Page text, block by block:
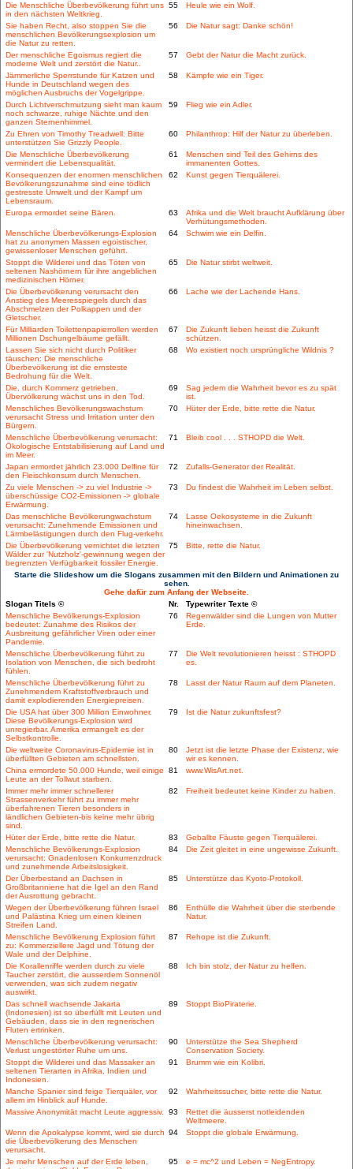
Die Menschliche Überbevölkerung führt uns
in den nächsten Weltkrieg.
55 Heule wie ein Wolf.
Sie haben Recht, also stoppen Sie die
menschlichen Bevölkerungsexplosion um
die Natur zu retten.
56 Die Natur sagt: Danke schön!
Der menschliche Egoismus regiert die
moderne Welt und zerstört die Natur..
57 Gebt der Natur die Macht zurück.
Jämmerliche Sperrstunde für Katzen und
Hunde in Deutschland wegen des
möglichen Ausbruchs der Vogelgrippe.
58 Kämpfe wie ein Tiger.
Durch Lichtverschmutzung sieht man kaum
noch schwarze, ruhige Nächte und den
ganzen Sternenhimmel.
59 Flieg wie ein Adler.
Zu Ehren von Timothy Treadwell: Bitte
unterstützen Sie Grizzly People.
60 Philanthrop: Hilf der Natur zu überleben.
Die Menschliche Überbevölkerung
vermindert die Lebensqualität.
61
Menschen sind Teil des Gehirns des
immanenten Gottes.
Konsequenzen der enormen menschlichen
Bevölkerungszunahme sind eine tödlich
gestresste Umwelt und der Kampf um
Lebensraum.
62 Kunst gegen Tierquälerei.
Europa ermordet seine Bären. 63
Afrika und die Welt braucht Aufklärung über
Verhütungsmethoden.
Menschliche Überbevölkerungs-Explosion
hat zu anonymen Massen egoistischer,
gewissenloser Menschen geführt.
64 Schwim wie ein Delfin.
Stoppt die Wilderei und das Töten von
seltenen Nashörnern für ihre angeblichen
medizinischen Hörner.
65 Die Natur stirbt weltweit.
Die Überbevölkerung verursacht den
Anstieg des Meeresspiegels durch das
Abschmelzen der Polkappen und der
Gletscher.
66 Lache wie der Lachende Hans.
Für Milliarden Toilettenpapierrollen werden
Millionen Dschungelbäume gefällt.
67
Die Zukunft lieben heisst die Zukunft
schützen.
Lassen Sie sich nicht durch Politiker
täuschen: Die menschliche
Überbevölkerung ist die ernsteste
Bedrohung für die Welt.
68 Wo existiert noch ursprüngliche Wildnis ?
Die, durch Kommerz getrieben,
Übervölkerung wächst uns in den Tod.
69
Sag jedem die Wahrheit bevor es zu spät
ist.
Menschliches Bevölkerungswachstum
verursacht Stress und Irritation unter den
Bürgern.
70 Hüter der Erde, bitte rette die Natur.
Menschliche Überbevölkerung verursacht:
Ökologische Entstabilisierung auf Land und
im Meer.
71 Bleib cool . . . STHOPD die Welt.
Japan ermordet jährlich 23.000 Delfine für
den Fleischkonsum durch Menschen.
72 Zufalls-Generator der Realität.
Zu viele Menschen -> zu viel Industrie ->
überschüssige CO2-Emissionen -> globale
Erwärmung.
73 Du findest die Wahrheit im Leben selbst.
Das menschliche Bevölkerungwachstum
verursacht: Zunehmende Emissionen und
Lärmbelästigungen durch den Flug-verkehr.
74
Lasse Oekosysteme in die Zukunft
hineinwachsen.
Die Überbevölkerung vernichtet die letzten
Wälder zur 'Nutzholz'-gewinnung wegen der
begrenzten Verfügbarkeit fossiler Energie.
75 Bitte, rette die Natur.
Starte die Slideshow um die Slogans zusammen mit den Bildern und Animationen zu
sehen.
Gehe dafür zum Anfang der Webseite.
Slogan Titels ©
Nr.
Typewriter Texte ©
Menschliche Bevölkerungs-Explosion
bedeutet: Zunahme des Risikos der
Ausbreitung gefährlicher Viren oder einer
Pandemie.
76
Regenwälder sind die Lungen von Mutter
Erde.
Menschliche Überbevölkerung führt zu
Isolation von Menschen, die sich bedroht
fühlen.
77
Die Welt revolutionieren heisst : STHOPD
es.
Menschliche Überbevölkerung führt zu
Zunehmendem Kraftstoffverbrauch und
damit explodierenden Energiepreisen.
78 Lasst der Natur Raum auf dem Planeten.
Die USA hat über 300 Million Einwohner.
Diese Bevölkerungs-Explosion wird
unregierbar. Amerika ermangelt es der
Selbstkontrolle.
79 Ist die Natur zukunftsfest?
Die weltweite Coronavirus-Epidemie ist in
überfüllten Gebieten am schnellsten.
80
Jetzt ist die letzte Phase der Existenz, wie
wir es kennen.
China ermordete 50.000 Hunde, weil einige
Leute an der Tollwut starben.
81 www.WisArt.net.
Immer mehr immer schnellerer
Strassenverkehr führt zu immer mehr
überfahrenen Tieren besonders in
ländlichen Gebieten-bis keine mehr übrig
sind.
82 Freiheit bedeutet keine Kinder zu haben.
Hüter der Erde, bitte rette die Natur. 83
Geballte Fäuste gegen Tierquälerei.
Menschliche Bevölkerungs-Explosion
verursacht: Gnadenlosen Konkurrenzdruck
und zunehmende Arbeitslosigkeit.
84 Die Zeit gleitet in eine ungewisse Zukunft.
Der Überbestand an Dachsen in
Großbritanniene hat die Igel an den Rand
der Ausrottung gebracht.
85 Unterstütze das Kyoto-Protokoll.
Wegen der Überbevölkerung führen Israel
und Palästina Krieg um einen kleinen
Streifen Land.
86
Enthülle die Wahrheit über die sterbende
Natur.
Menschliche Bevölkerung Explosion führt
zu: Kommerziellere Jagd und Tötung der
Wale und der Delphine.
87 Rehope ist die Zukunft.
Die Korallenriffe werden durch zu viele
Taucher zerstört, die ausserdem Sonnenöl
verwenden, was sich zudem negativ
auswirkt.
88 Ich bin stolz, der Natur zu helfen.
Das schnell wachsende Jakarta
(Indonesien) ist so überfüllt mit Leuten und
Gebäuden, dass sie in den regnerischen
Fluten ertrinken.
89 Stoppt BioPiraterie.
Menschliche Überbevölkerung verursacht:
Verlust ungestörter Ruhe um uns.
90
Unterstütze the Sea Shepherd
Conservation Society.
Stoppt die Wilderei und das Massaker an
seltenen Tierarten in Afrika, Indien und
Indonesien.
91 Brumm wie ein Kolibri.
Manche Spanier sind feige Tierquäler, vor
allem im Hinblick auf Hunde.
92 Wahrheitssucher, bitte rette die Natur.
Massive Anonymität macht Leute aggressiv. 93
Rettet die äusserst notleidenden
Weltmeere.
Wenn die Apokalypse kommt, wird sie durch
die Überbevölkerung des Menschen
verursacht.
94 Stoppt die globale Erwärmung.
Je mehr Menschen auf der Erde leben,
95 e = mc^2 und Leben = NegEntropy.